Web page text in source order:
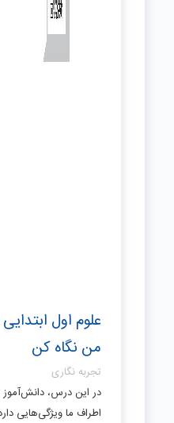
علوم اول
من نگاه کن
تجربه نگاری
در این درس، دانش‌آموز
اطراف ما ویژگی‌هایی